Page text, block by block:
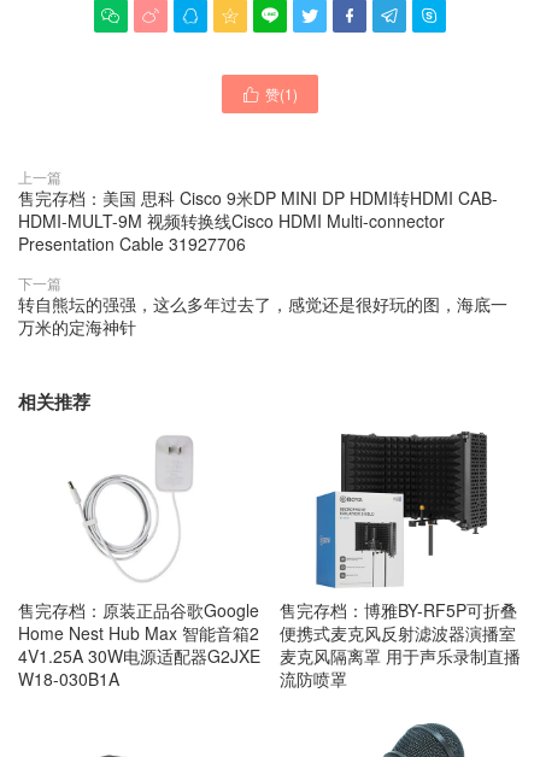
        
 赞(1)
上一篇
售完存档：美国 思科 Cisco 9米DP MINI DP HDMI转HDMI CAB-
HDMI-MULT-9M 视频转换线Cisco HDMI Multi-connector
Presentation Cable 31927706
下一篇
转自熊坛的强强，这么多年过去了，感觉还是很好玩的图，海底一
万米的定海神针
相关推荐
售完存档：原装正品谷歌Google
Home Nest Hub Max 智能音箱2
4V1.25A 30W电源适配器G2JXE
W18-030B1A
售完存档：博雅BY-RF5P可折叠
便携式麦克风反射滤波器演播室
麦克风隔离罩 用于声乐录制直播
流防喷罩